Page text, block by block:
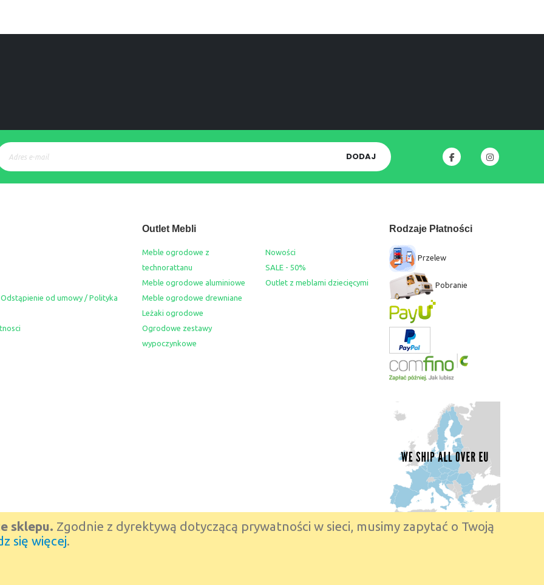
sklepu. Zgodnie z dyrektywą dotyczącą prywatności w sieci, musimy zapytać o Twoją
się więcej.
DODAJ
od umowy / Polityka
Outlet Mebli
Meble ogrodowe z
technorattanu
Meble ogrodowe aluminiowe
Meble ogrodowe drewniane
Leżaki ogrodowe
Ogrodowe zestawy
wypoczynkowe
Nowości
SALE - 50%
Outlet z meblami dziecięcymi
Rodzaje Płatności
Przelew
Pobranie